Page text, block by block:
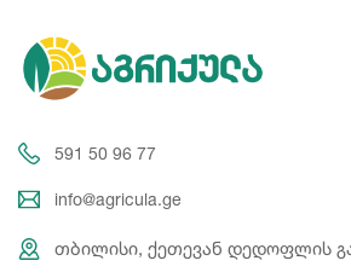
591 50 96 77
info@agricula.ge
თბილისი, ქეთევან დედოფლის